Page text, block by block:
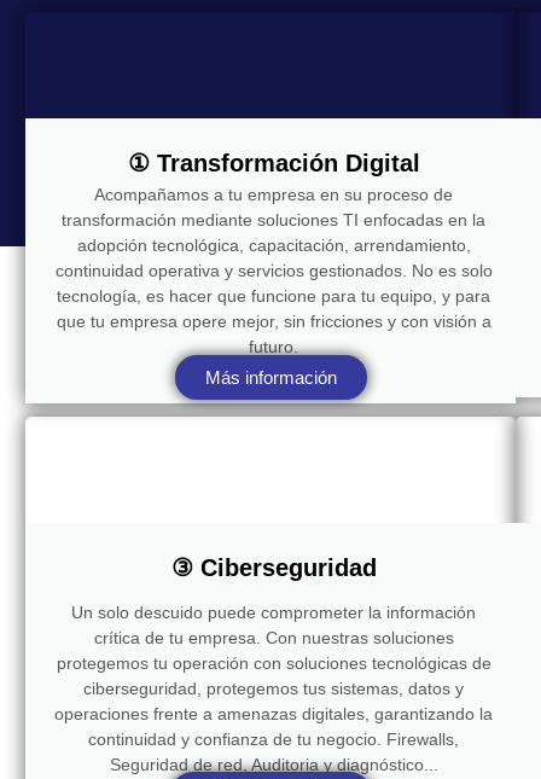
① Transformación Digital
Acompañamos a tu empresa en su proceso de
transformación mediante soluciones TI enfocadas en la
adopción tecnológica, capacitación, arrendamiento,
continuidad operativa y servicios gestionados. No es solo
tecnología, es hacer que funcione para tu equipo, y para
que tu empresa opere mejor, sin fricciones y con visión a
futuro.
Más información
③ Ciberseguridad
Un solo descuido puede comprometer la información
crítica de tu empresa. Con nuestras soluciones
protegemos tu operación con soluciones tecnológicas de
ciberseguridad, protegemos tus sistemas, datos y
operaciones frente a amenazas digitales, garantizando la
continuidad y confianza de tu negocio. Firewalls,
Seguridad de red, Auditoria y diagnóstico...